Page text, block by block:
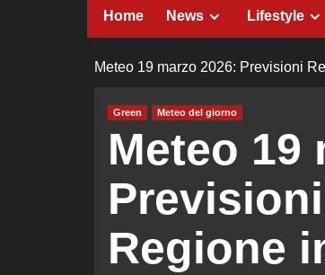
Home News Lifestyle
Meteo 19 marzo 2026: Previsioni
Green Meteo del giorno
Meteo 19
Regione